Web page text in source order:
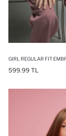
599.99 TL